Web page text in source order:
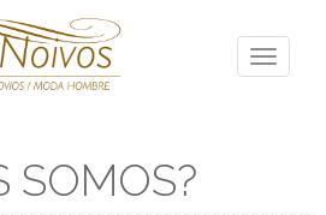
Toggle
SOMOS?